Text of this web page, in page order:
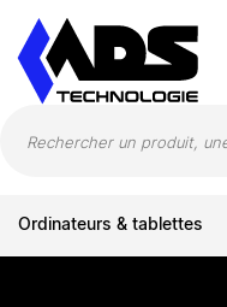
Ordinateurs & tablettes